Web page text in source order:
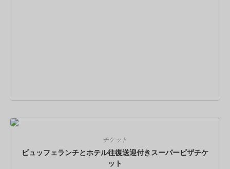
今すぐ予約
チケット
ビュッフェランチとホテル往復送迎付きスーパービザチケ
ット